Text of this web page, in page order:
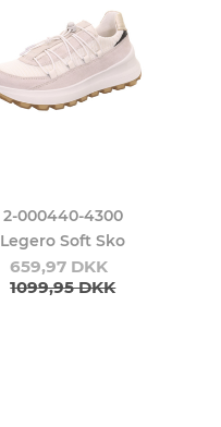
2-000440-4300
Legero Soft Sko
659,97 DKK
1099,95 DKK